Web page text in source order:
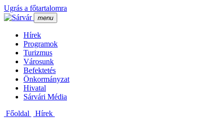
Ugrás a főtartalomra
menu
Hí­rek
Programok
Turizmus
Városunk
Befektetés
Önkormányzat
Hivatal
Sárvári Média
Főoldal
Hí­rek